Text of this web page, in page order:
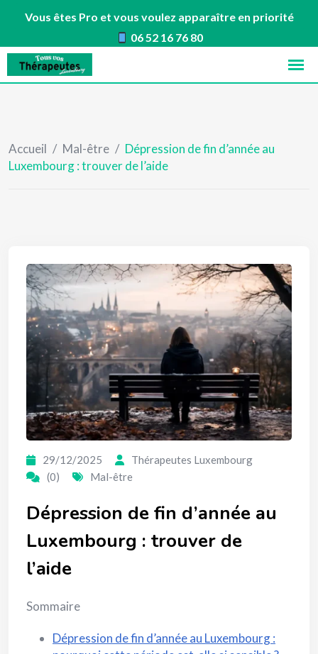
Vous êtes Pro et vous voulez apparaître en priorité
06 52 16 76 80
Skip
content
Accueil / Mal-être / Dépression de fin d’année au
Luxembourg : trouver de l’aide
29/12/2025
Thérapeutes Luxembourg
(0)
Mal-être
Dépression de fin d’année au
Luxembourg : trouver de
l’aide
Sommaire
Dépression de fin d’année au Luxembourg :